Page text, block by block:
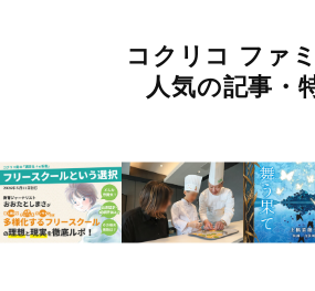
コクリコ ファ
人気の記事・